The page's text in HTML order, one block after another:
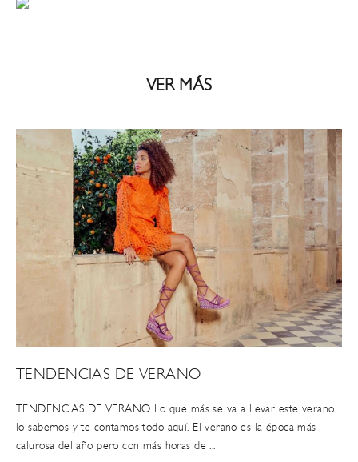
VER MÁS
TENDENCIAS DE VERANO
TENDENCIAS DE VERANO Lo que más se va a llevar este verano
lo sabemos y te contamos todo aquí. El verano es la época más
calurosa del año pero con más horas de ...